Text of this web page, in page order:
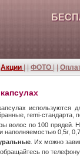
Акции ФОТО
используются
remi-стандарта,
волос по 100 прядей.
наполняемостью 0,5г,
. Их можно
обращайтесь по